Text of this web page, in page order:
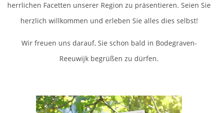
herrlichen Facetten unserer Region zu präsentieren. Seien Sie
herzlich willkommen und erleben Sie alles dies selbst!
Wir freuen uns darauf, Sie schon bald in Bodegraven-
Reeuwijk begrüßen zu dürfen.